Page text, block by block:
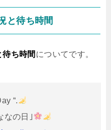
と待ち時間
ち時間 についてです。
“.
なの日｣